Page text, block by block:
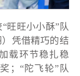
旺旺小小酥”队
）凭借精巧的结
载环节稳扎稳
；“陀飞轮”队